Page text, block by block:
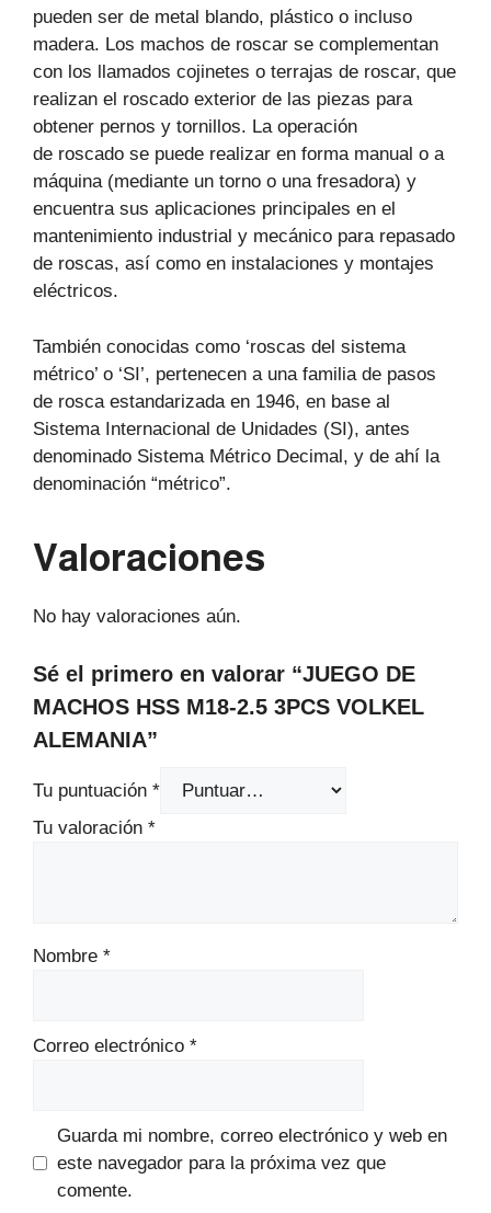
pueden ser de metal blando, plástico o incluso
madera. Los machos de roscar se complementan
con los llamados cojinetes o terrajas de roscar, que
realizan el roscado exterior de las piezas para
obtener pernos y tornillos. La operación
de roscado se puede realizar en forma manual o a
máquina (mediante un torno o una fresadora) y
encuentra sus aplicaciones principales en el
mantenimiento industrial y mecánico para repasado
de roscas, así como en instalaciones y montajes
eléctricos.
También conocidas como ‘roscas del sistema
métrico’ o ‘SI’, pertenecen a una familia de pasos
de rosca estandarizada en 1946, en base al
Sistema Internacional de Unidades (SI), antes
denominado Sistema Métrico Decimal, y de ahí la
denominación “métrico”.
Valoraciones
No hay valoraciones aún.
Sé el primero en valorar “JUEGO DE
MACHOS HSS M18-2.5 3PCS VOLKEL
ALEMANIA”
Tu puntuación *
Tu valoración *
Nombre *
Correo electrónico *
Guarda mi nombre, correo electrónico y web en
este navegador para la próxima vez que
comente.